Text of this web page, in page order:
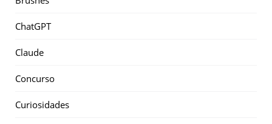
ChatGPT
Claude
Concurso
Curiosidades